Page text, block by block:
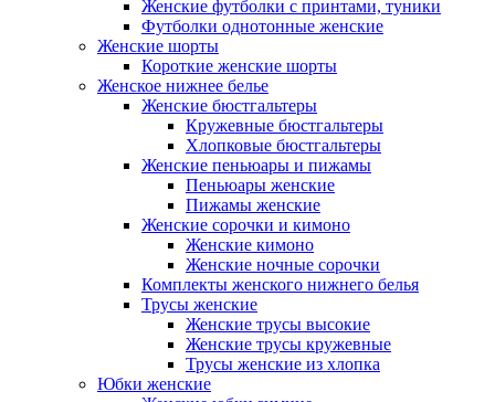
Женские футболки с принтами, туники
Футболки однотонные женские
Женские шорты
Короткие женские шорты
Женское нижнее белье
Женские бюстгальтеры
Кружевные бюстгальтеры
Хлопковые бюстгальтеры
Женские пеньюары и пижамы
Пеньюары женские
Пижамы женские
Женские сорочки и кимоно
Женские кимоно
Женские ночные сорочки
Комплекты женского нижнего белья
Трусы женские
Женские трусы высокие
Женские трусы кружевные
Трусы женские из хлопка
Юбки женские